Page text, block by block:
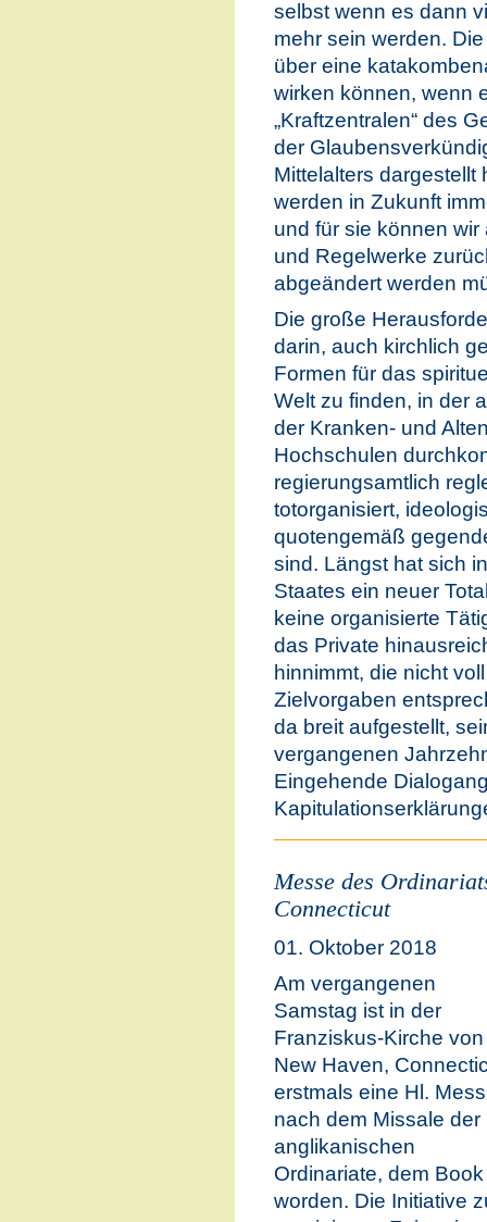
selbst wenn es dann
mehr sein werden.
über eine
wirken können, wenn
„Kraftzentralen“ des
der
Mittelalters dargestellt
werden in Zukunft
und für sie können
und Regelwerke
abgeändert werden
Die große
darin, auch kirchlich
Formen für das
Welt zu finden, in der
der Kranken- und
Hochschulen
regierungsamtlich
totorganisiert,
quotengemäß
sind. Längst hat sich
Staates ein neuer
keine organisierte
das Private
hinnimmt, die nicht
Zielvorgaben
da breit aufgestellt,
vergangenen
Eingehende
Messe des
Connecticut
01. Oktober 2018
Am vergangenen
Samstag ist in der
Franziskus-Kirche von
New Haven,
erstmals eine Hl.
nach dem Missale der
anglikanischen
Ordinariate, dem
worden. Die Initiative